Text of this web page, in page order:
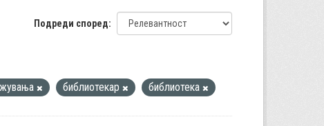
Подреди според
библиотекар библиотека